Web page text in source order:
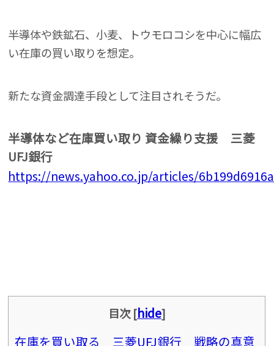
半導体や鉄鉱石、小麦、トウモロコシを中心に幅広
い在庫の買い取りを想定。
新たな資金調達手段として注目されそうだ。
半導体など在庫買い取り 資金繰り支援 三菱
UFJ銀行
https://news.yahoo.co.jp/articles/
目次 [hide]
在庫を買い取る 三菱UFJ銀行 戦略の真意